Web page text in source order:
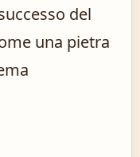
del
una pietra